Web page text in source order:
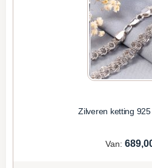
Zilveren ketting
Van: